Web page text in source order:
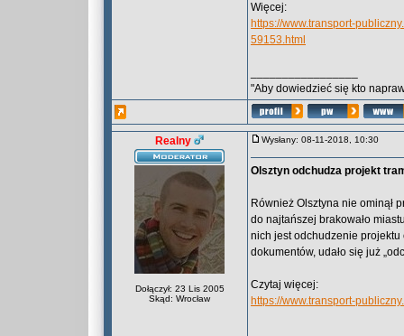
Więcej:
https://www.transport-
59153.html
"Aby dowiedzieć się kto
Realny
Dołączył: 23 Lis 2005
Skąd: Wrocław
Wysłany: 08-11-2018, 10:30
Olsztyn odchudza projekt
Również Olsztyna nie ominął
do najtańszej brakowało
nich jest odchudzenie
dokumentów, udało się już
Czytaj więcej:
https://www.transport-